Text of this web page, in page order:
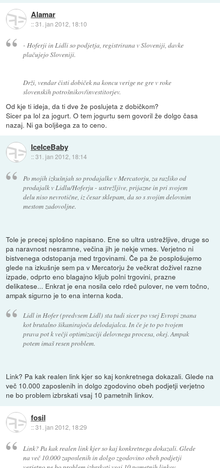
Alamar
::31. jan 2012, 18:10
- Hoferji in Lidli so podjetja, registrirana v Sloveniji, davke
plačujejo Sloveniji.
Drži, vendar čisti dobiček na koncu verige ne gre v roke
slovenskih potrošnikov/investitorjev.
Od kje ti ideja, da ti dve že poslujeta z dobičkom?
Sicer pa lol za jogurt. O tem jogurtu sem govoril že dolgo časa
nazaj. Ni ga boljšega za to ceno.
IceIceBaby
::31. jan 2012, 18:14
Po mojih izkušnjah so prodajalke v Mercatorju, za razliko od
prodajalk v Lidlu/Hoferju - ustrežljive, prijazne in pri svojem
delu niso nevrotične, iz česar sklepam, da so s svojim delovnim
mestom zadovoljne.
Tole je precej splošno napisano. Ene so ultra ustrežljive, druge so
pa naravnost nesramne, večina jih je nekje vmes. Verjetno ni
bistvenega odstopanja med trgovinami. Če pa že posplošujemo
glede na izkušnje sem pa v Mercatorju že večkrat doživel razne
izpade, odprto eno blagajno kljub polni trgovini, prazne
delikatese... Enkrat je ena nosila celo rdeč pulover, ne vem točno,
ampak sigurno je to ena interna koda.
Lidl in Hofer (predvsem Lidl) sta tudi sicer po vsej Evropi znana
kot brutalno šikanirajoča delodajalca. In če je to po tvojem
prava pot k večji optimizaciji delovnega procesa, okej. Ampak
potem imaš resen problem.
Link? Pa kak realen link kjer so kaj konkretnega dokazali. Glede na
več 10.000 zaposlenih in dolgo zgodovino obeh podjetji verjetno
ne bo problem izbrskati vsaj 10 pametnih linkov.
fosil
::31. jan 2012, 18:29
Link? Pa kak realen link kjer so kaj konkretnega dokazali. Glede
na več 10.000 zaposlenih in dolgo zgodovino obeh podjetji